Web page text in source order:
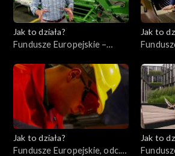
Jak to działa?
Fundusze Europejskie –
międzynarodowa
Jak to
Jak to działa?
Fundusze Europejskie, odc.
Jak to